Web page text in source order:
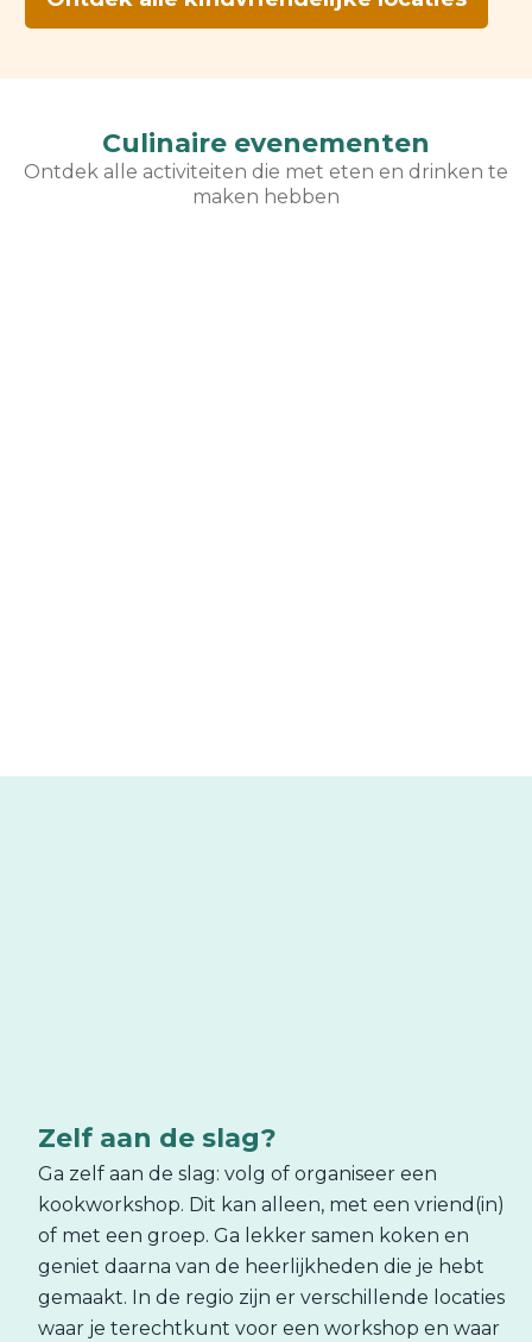
Culinaire evenementen
Ontdek alle activiteiten die met eten en drinken te
maken hebben
Zelf aan de slag?
Ga zelf aan de slag: volg of organiseer een
kookworkshop. Dit kan alleen, met een vriend(in)
of met een groep. Ga lekker samen koken en
geniet daarna van de heerlijkheden die je hebt
gemaakt. In de regio zijn er verschillende locaties
waar je terechtkunt voor een workshop en waar